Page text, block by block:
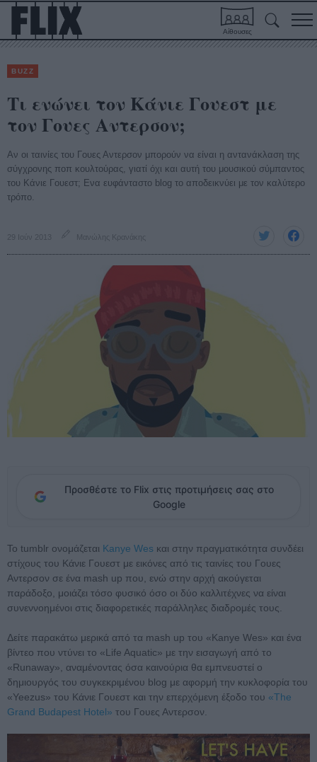
Αίθουσες
BUZZ
Τι ενώνει τον Κάνιε Γουεστ με
τον Γουες Αντερσον;
Αν οι ταινίες του Γουες Αντερσον μπορούν να είναι η αντανάκλαση της
σύγχρονης ποπ κουλτούρας, γιατί όχι και αυτή του μουσικού σύμπαντος
του Κάνιε Γουεστ; Ενα ευφάνταστο blog το αποδεικνύει με τον καλύτερο
τρόπο.
29 Ιούν 2013 Μανώλης Κρανάκης
Προσθέστε το Flix στις προτιμήσεις σας στο
Google
Το tumblr ονομάζεται Kanye Wes και στην πραγματικότητα συνδέει
στίχους του Κάνιε Γουεστ με εικόνες από τις ταινίες του Γουες
Αντερσον σε ένα mash up που, ενώ στην αρχή ακούγεται
παράδοξο, μοιάζει τόσο φυσικό όσο οι δύο καλλιτέχνες να είναι
συνεννοημένοι στις διαφορετικές παράλληλες διαδρομές τους.
Δείτε παρακάτω μερικά από τα mash up του «Kanye Wes» και ένα
βίντεο που ντύνει το «Life Aquatic» με την εισαγωγή από το
«Runaway», αναμένοντας όσα καινούρια θα εμπνευστεί ο
δημιουργός του συγκεκριμένου blog με αφορμή την κυκλοφορία του
«Yeezus» του Κάνιε Γουεστ και την επερχόμενη έξοδο του «The
Grand Budapest Ηοtel» του Γουες Αντερσον.